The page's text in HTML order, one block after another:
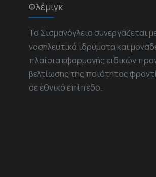
Φλέμιγκ
Το Σισμανόγλειο συνεργάζεται
νοσηλευτικά ιδρύματα και
πλαίσια εφαρμογής ειδικών
βελτίωσης της ποιότητας
σε εθνικό επίπεδο.